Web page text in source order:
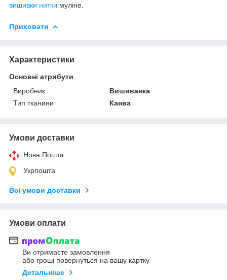
вишивки нитки муліне.
Приховати
Характеристики
Основні атрибути
Виробник
Вишиванка
Тип тканини
Канва
Умови доставки
Нова Пошта
Укрпошта
Всі умови доставки
Умови оплати
Ви отримаєте замовлення
або гроші повернуться на вашу картку
Детальніше